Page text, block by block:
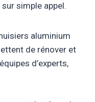
simple appel.
aluminium
de rénover et
d’experts,